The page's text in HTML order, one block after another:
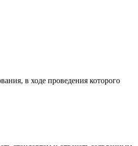
в ходе проведения которого